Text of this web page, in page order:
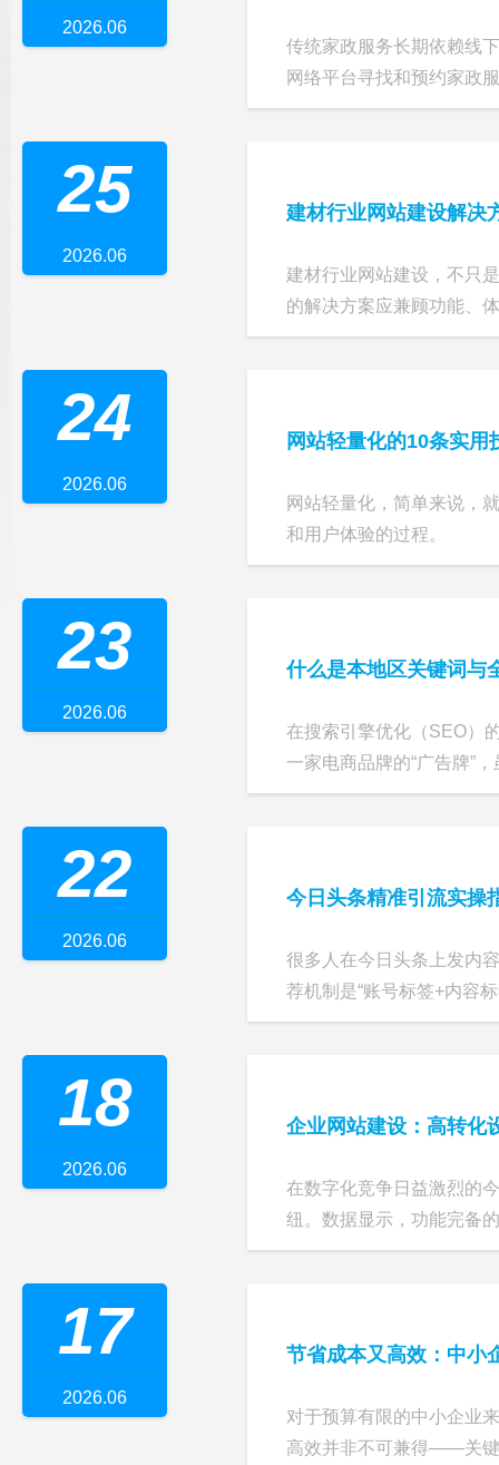
传统家政服务长期依赖线
网络平台寻找和预约家政
2026.06
建材行业网站建设解决
建材行业网站建设，不只
的解决方案应兼顾功能、
25
2026.06
网站轻量化的10条实用
网站轻量化，简单来说，
和用户体验的过程。
24
2026.06
什么是本地区关键词与
在搜索引擎优化（SEO）
一家电商品牌的“广告牌”
23
2026.06
今日头条精准引流实操
很多人在今日头条上发内
荐机制是“账号标签+内容
22
2026.06
企业网站建设：高转化
在数字化竞争日益激烈的
纽。数据显示，功能完备
18
2026.06
节省成本又高效：中小
对于预算有限的中小企业
高效并非不可兼得——关
17
2026.06